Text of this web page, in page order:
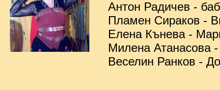
Антон Радичев -
Пламен Сираков -
Елена Кънева -
Милена Атанасова
Веселин Ранков -